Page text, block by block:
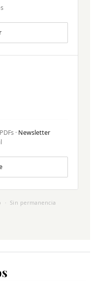
· Newsletter
· Sin permanencia